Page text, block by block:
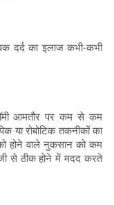
दर्द का इलाज कभी-कभी
आमतौर पर कम से कम
या रोबोटिक तकनीकों का
होने वाले नुकसान को कम
से ठीक होने में मदद करते